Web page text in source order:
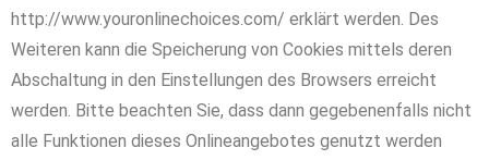
http://www.youronlinechoices.com/ erklärt werden. Des
Weiteren kann die Speicherung von Cookies mittels deren
Abschaltung in den Einstellungen des Browsers erreicht
werden. Bitte beachten Sie, dass dann gegebenenfalls nicht
alle Funktionen dieses Onlineangebotes genutzt werden